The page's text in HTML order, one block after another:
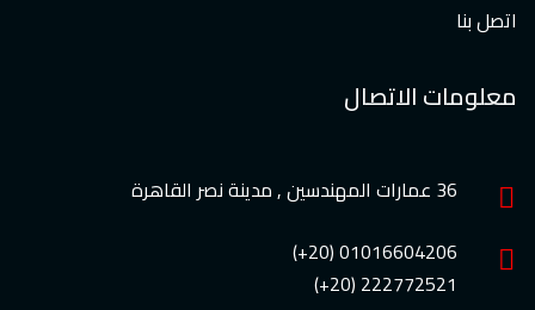
اتصل بنا
معلومات الاتصال
36 عمارات المهندسين , مدينة نصر القاهرة
01016604206 (20+)
222772521 (20+)